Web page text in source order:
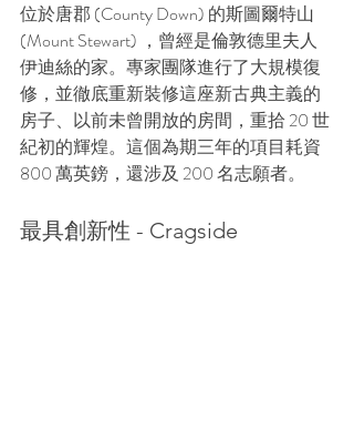
位於唐郡 (County Down) 的斯圖爾特山
(Mount Stewart) ，曾經是倫敦德里夫人
伊迪絲的家。專家團隊進行了大規模復
修，並徹底重新裝修這座新古典主義的
房子、以前未曾開放的房間，重拾 20 世
紀初的輝煌。這個為期三年的項目耗資
800 萬英鎊，還涉及 200 名志願者。
最具創新性 - Cragside